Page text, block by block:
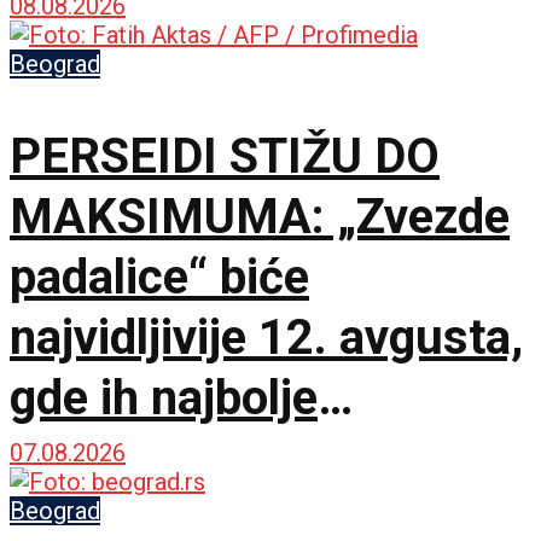
08.08.2026
Beograd
PERSEIDI STIŽU DO
MAKSIMUMA: „Zvezde
padalice“ biće
najvidljivije 12. avgusta,
gde ih najbolje
posmatrati
07.08.2026
Beograd